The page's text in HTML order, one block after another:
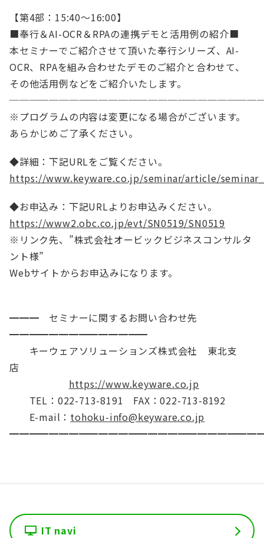
【第4部：15:40～16:00】
■奉行＆AI-OCR＆RPAの連携デモと活用例の紹介■
本セミナーでご紹介させて頂いた奉行シリーズ、AI-
OCR、RPAを組み合わせたデモのご紹介と合わせて、
その他活用例などをご紹介いたします。
※プログラムの内容は変更になる場合がございます。
あらかじめご了承ください。
◆詳細：下記URLをご覧ください。
https://www.keyware.co.jp/seminar/article/
◆お申込み：下記URLよりお申込みください。
https://www2.obc.co.jp/evt/SN0519/SN0519
※リンク先、”株式会社オービックビジネスコンサルタ
ント様”
Webサイトからお申込みになります。
━━━ セミナーに関するお問い合わせ先
━━━━━━━━━━━━━━
キーウェアソリューションズ株式会社 東北支
店
https://www.keyware.co.jp
TEL：022-713-8191 FAX：022-713-8192
E-mail： tohoku-info@keyware.co.jp
IT navi